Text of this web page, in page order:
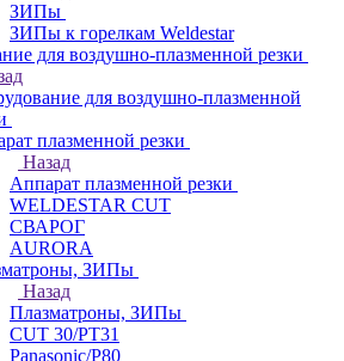
ЗИПы
ЗИПы к горелкам Weldestar
для воздушно-плазменной резки
для воздушно-плазменной
плазменной резки
Назад
Аппарат плазменной резки
WELDESTAR CUT
СВАРОГ
AURORA
ЗИПы
Назад
Плазматроны, ЗИПы
CUT 30/PT31
Panasonic/P80